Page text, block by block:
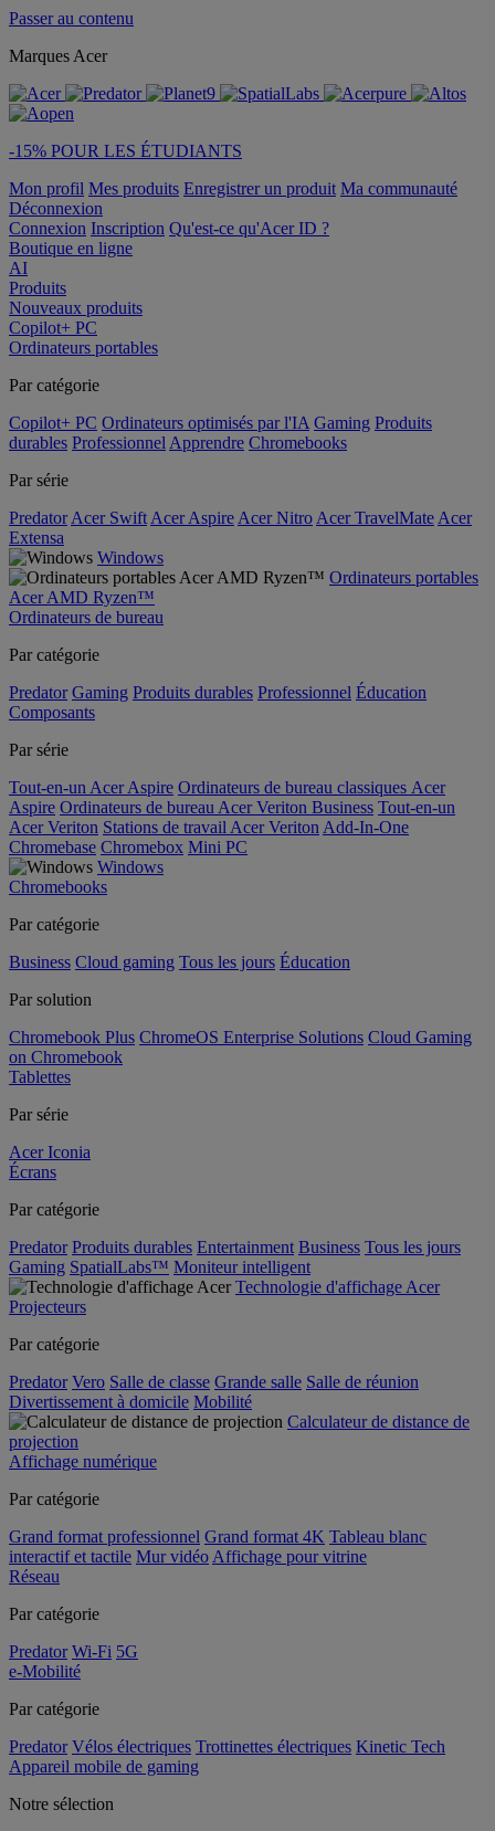
Passer au contenu
Marques Acer
-15% POUR LES ÉTUDIANTS
Mon profil Mes produits Enregistrer un produit Ma communauté
Déconnexion
Connexion Inscription Qu'est-ce qu'Acer ID ?
Boutique en ligne
AI
Produits
Nouveaux produits
Copilot+ PC
Ordinateurs portables
Par catégorie
Copilot+ PC Ordinateurs optimisés par l'IA Gaming Produits
durables Professionnel Apprendre Chromebooks
Par série
Predator Acer Swift Acer Aspire Acer Nitro Acer TravelMate Acer
Extensa
Windows
Ordinateurs portables
Acer AMD Ryzen™
Ordinateurs de bureau
Par catégorie
Predator Gaming Produits durables Professionnel Éducation
Composants
Par série
Tout-en-un Acer Aspire Ordinateurs de bureau classiques Acer
Aspire Ordinateurs de bureau Acer Veriton Business Tout-en-un
Acer Veriton Stations de travail Acer Veriton Add-In-One
Chromebase Chromebox Mini PC
Windows
Chromebooks
Par catégorie
Business Cloud gaming Tous les jours Éducation
Par solution
Chromebook Plus ChromeOS Enterprise Solutions Cloud Gaming
on Chromebook
Tablettes
Par série
Acer Iconia
Écrans
Par catégorie
Predator Produits durables Entertainment Business Tous les jours
Gaming SpatialLabs™ Moniteur intelligent
Technologie d'affichage Acer
Projecteurs
Par catégorie
Predator Vero Salle de classe Grande salle Salle de réunion
Divertissement à domicile Mobilité
Calculateur de distance de
projection
Affichage numérique
Par catégorie
Grand format professionnel Grand format 4K Tableau blanc
interactif et tactile Mur vidéo Affichage pour vitrine
Réseau
Par catégorie
Predator Wi-Fi 5G
e-Mobilité
Par catégorie
Predator Vélos électriques Trottinettes électriques Kinetic Tech
Appareil mobile de gaming
Notre sélection